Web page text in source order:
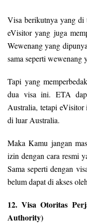
Visa berikutnya yang di
eVisitor yang juga
Wewenang yang
sama seperti
Tapi yang
dua visa ini. ETA
Australia, tetapi
di luar Australia.
Maka Kamu jangan
izin dengan cara resmi
Sama seperti dengan
belum dapat di akses
12. Visa Otoritas
Authority)